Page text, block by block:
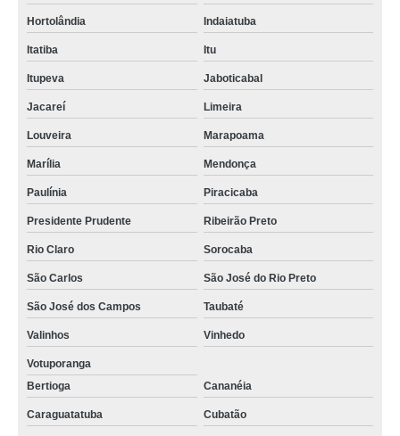
Hortolândia Indaiatuba
Itatiba Itu
Itupeva Jaboticabal
Jacareí Limeira
Louveira Marapoama
Marília Mendonça
Paulínia Piracicaba
Presidente Prudente Ribeirão Preto
Rio Claro Sorocaba
São Carlos São José do Rio Preto
São José dos Campos Taubaté
Valinhos Vinhedo
Votuporanga
Bertioga
Cananéia
Caraguatatuba Cubatão